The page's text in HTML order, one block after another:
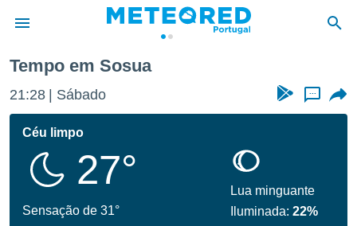
da
foi
fornecidas
a este
Tempo em Sosua
21:28 Sábado ...
Céu limpo
27°
Sensação de 31°
Lua minguante
Iluminada:22%